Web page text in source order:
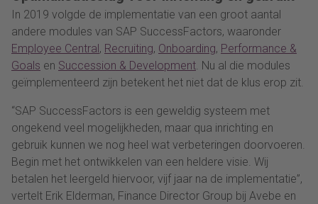
In 2019 volgde de implementatie van een groot aantal
andere modules van SAP SuccessFactors, waaronder
Employee Central , Recruiting, Onboarding, Performance &
Goals en Succession & Development. Nu al die modules
geïmplementeerd zijn betekent het niet dat de klus erop zit.
“SAP SuccessFactors is een geweldig systeem met
ongekend veel mogelijkheden, maar qua inrichting en
gebruik kunnen we nog heel wat verbeteringen doorvoeren.
Begin met het ontwikkelen van een heldere visie. Wij
betalen het leergeld hiervoor, vijf jaar na de implementatie”,
vertelt Erik Elderman, Finance Director Group bij Avebe en